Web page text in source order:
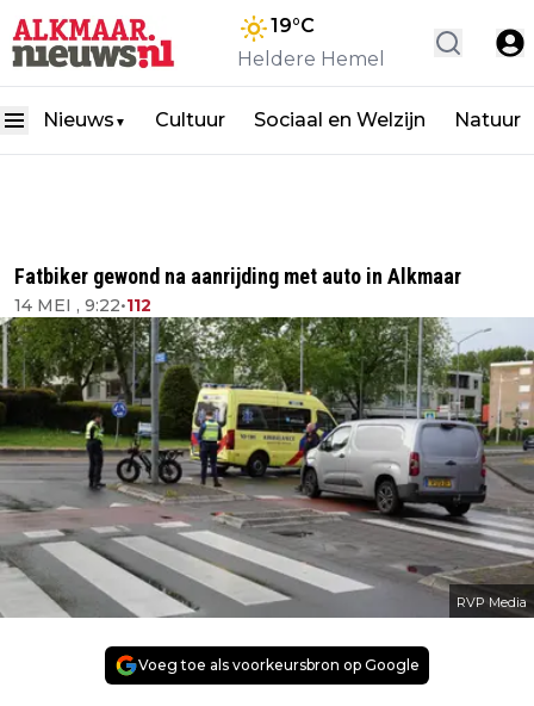
19°C
Heldere Hemel
Nieuws ▼ Cultuur Sociaal en Welzijn Natuur
Fatbiker gewond na aanrijding met auto in Alkmaar
14 MEI , 9:22•112
RVP Media
Voeg toe als voorkeursbron op Google